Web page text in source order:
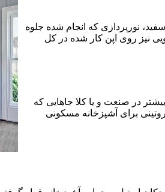
نورپردازی که انجام شده جلوه
نیز روی اپن کار شده در کل
در صنعت و یا کلا جاهایی که
برای آشپزخانه مسکونی